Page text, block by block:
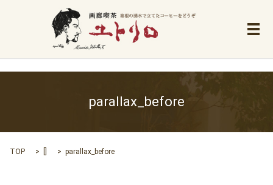
メ
parallax_before
TOP parallax_before